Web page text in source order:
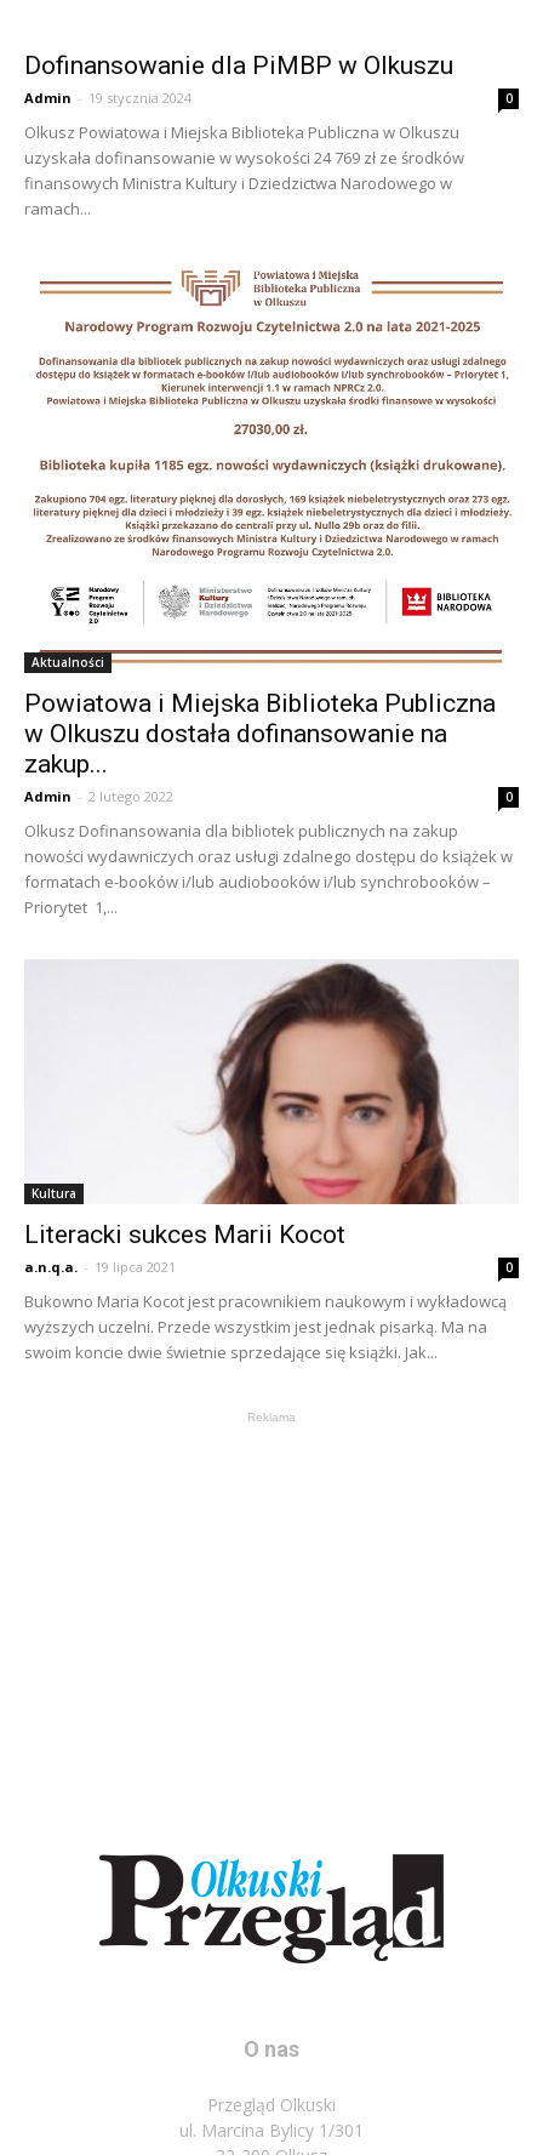
Dofinansowanie dla PiMBP w Olkuszu
Admin - 19 stycznia 2024 0
Olkusz Powiatowa i Miejska Biblioteka Publiczna w Olkuszu
uzyskała dofinansowanie w wysokości 24 769 zł ze środków
finansowych Ministra Kultury i Dziedzictwa Narodowego w
ramach...
Aktualności
Powiatowa i Miejska Biblioteka Publiczna
w Olkuszu dostała dofinansowanie na
zakup...
Admin - 2 lutego 2022 0
Olkusz Dofinansowania dla bibliotek publicznych na zakup
nowości wydawniczych oraz usługi zdalnego dostępu do książek w
formatach e-booków i/lub audiobooków i/lub synchrobooków –
Priorytet 1,...
Kultura
Literacki sukces Marii Kocot
a.n.q.a. - 19 lipca 2021 0
Bukowno Maria Kocot jest pracownikiem naukowym i wykładowcą
wyższych uczelni. Przede wszystkim jest jednak pisarką. Ma na
swoim koncie dwie świetnie sprzedające się książki. Jak...
Reklama
O nas
Przegląd Olkuski
ul. Marcina Bylicy 1/301